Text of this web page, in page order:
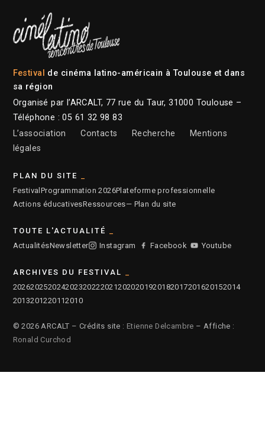
Festival de cinéma latino-américain à Toulouse et dans
sa région
Organisé par l’ARCALT, 77 rue du Taur, 31000 Toulouse –
Téléphone : 05 61 32 98 83
L’association
Contacts Recherche
Mentions
légales
PLAN DU SITE
Festival Programmation 2026Plateforme professionnelle
Actions éducativesRessources— Plan du site
TOUTE L'ACTUALITÉ
ActualitésNewsletter Instagram Facebook Youtube
ARCHIVES DU FESTIVAL
2026202520242023202220212020201920182017201620152014
2013201220112010
© 2026 ARCALT – Crédits site : Etienne Delcambre – Affiche :
Ronald Curchod